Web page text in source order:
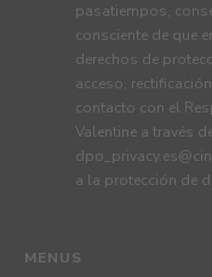
MENUS
pasatiempos,
consciente de que
derechos de
acceso,
contacto con el
Valentine a través
a la protección de